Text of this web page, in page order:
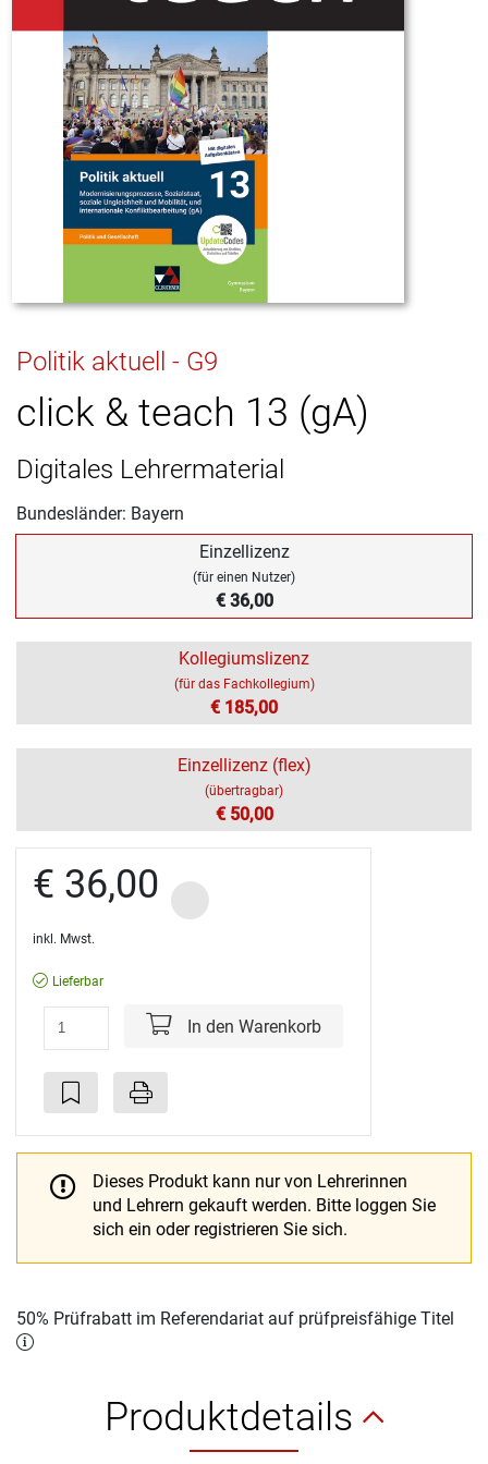
Politik aktuell - G9
click & teach 13 (gA)
Digitales Lehrermaterial
Bundesländer: Bayern
Einzellizenz
(für einen Nutzer)
€ 36,00
Kollegiumslizenz
(für das Fachkollegium)
€ 185,00
Einzellizenz (flex)
(übertragbar)
€ 50,00
€ 36,00
inkl. Mwst.
Lieferbar
In den Warenkorb
Dieses Produkt kann nur von Lehrerinnen
und Lehrern gekauft werden. Bitte loggen Sie
sich ein oder registrieren Sie sich.
50% Prüfrabatt im Referendariat auf prüfpreisfähige Titel
Produktdetails